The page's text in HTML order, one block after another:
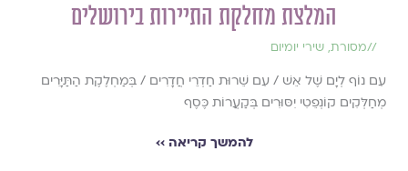
המלצת מחלקת התיירות בירושלים
//מסורת, שירי יומיום
עִם נוֹף לְיָם שֶׁל אֵשׁ / עִם שֵׁרוּת חַדְרֵי חֲדָרִים / בְּמַחְלֶקֶת הַתַּיָּרִים
מְחַלְּקִים קוֹנְפֵטִי יִסּוּרִים בְּקַעֲרוֹת כֶּסֶף
להמשך קריאה ››